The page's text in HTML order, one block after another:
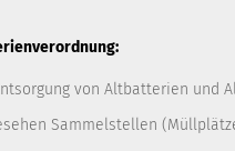
von Altbatterien und
Sammelstellen